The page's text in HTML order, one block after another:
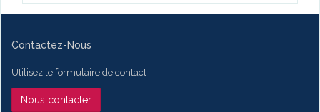
Contactez-Nous
Utilisez le formulaire de contact
Nous contacter